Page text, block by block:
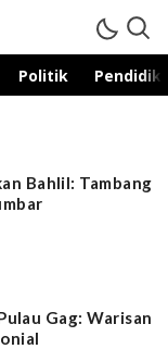
Politik
Bahlil: Tambang
Gag: Warisan